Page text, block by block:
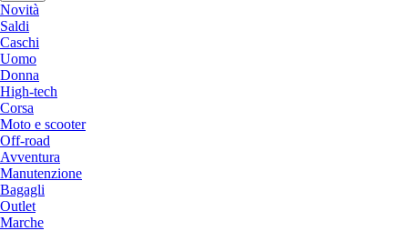
Novità
Saldi
Caschi
Uomo
Donna
High-tech
Corsa
Moto e scooter
Off-road
Avventura
Manutenzione
Bagagli
Outlet
Marche